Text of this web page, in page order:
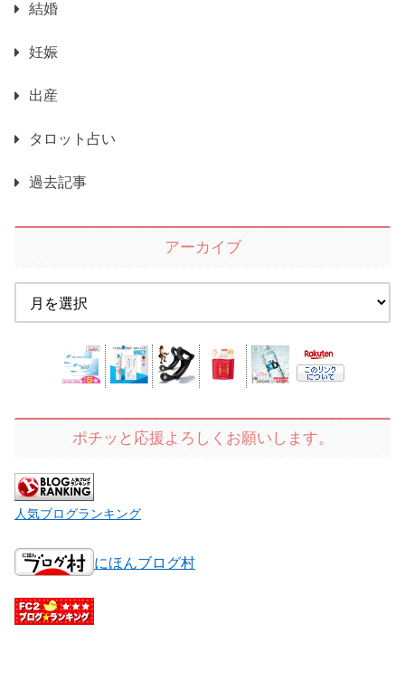
結婚
妊娠
出産
タロット占い
過去記事
アーカイブ
ポチッと応援よろしくお願いします。
人気ブログランキング
にほんブログ村